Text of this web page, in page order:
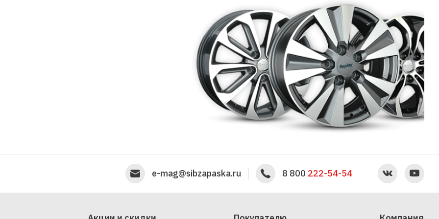
e-mag@sibzapaska.ru 8 800 222-54-54